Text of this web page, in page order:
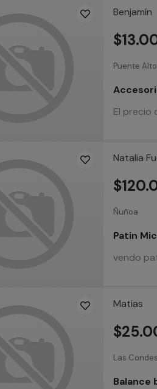
Benjamín
Puente Alto
El precio
Natalia
Ñuñoa
Patin
vendo
Matias
Las Condes
Balance